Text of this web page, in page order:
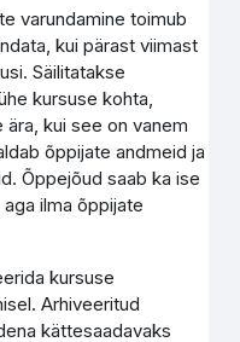
varundamine toimub
kui pärast viimast
Säilitatakse
kursuse kohta,
kui see on vanem
õppijate andmeid ja
Õppejõud saab ka ise
ilma õppijate
kursuse
Arhiveeritud
kättesaadavaks